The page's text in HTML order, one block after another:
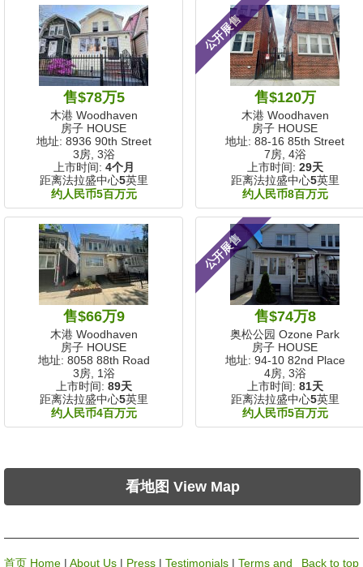
售$78万5
木港 Woodhaven
房子 HOUSE
地址: 8936 90th Street
3房, 3浴
上市时间: 4个月
距离法拉盛中心5英里
约人民币5百万元
公开展售
售$120万
木港 Woodhaven
房子 HOUSE
地址: 88-16 85th Street
7房, 4浴
上市时间: 29天
距离法拉盛中心5英里
约人民币8百万元
售$66万9
木港 Woodhaven
房子 HOUSE
地址: 8058 88th Road
3房, 1浴
上市时间: 89天
距离法拉盛中心5英里
约人民币4百万元
公开展售
售$74万8
奥松公园 Ozone Park
房子 HOUSE
地址: 94-10 82nd Place
4房, 3浴
上市时间: 81天
距离法拉盛中心5英里
约人民币5百万元
看地图 View Map
Back to top
首页 Home | About Us | Press | Testimonials | Terms and